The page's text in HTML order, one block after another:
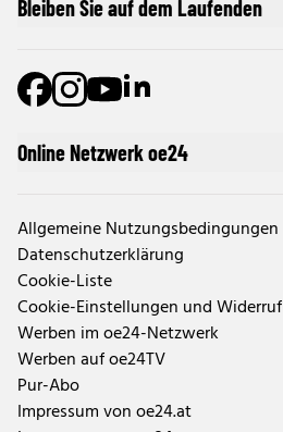
Online Netzwerk oe24
Allgemeine Nutzungsbedingungen
Datenschutzerklärung
Cookie-Liste
Cookie-Einstellungen und Widerruf
Werben im oe24-Netzwerk
Werben auf oe24TV
Pur-Abo
Impressum von oe24.at
Bleiben Sie auf dem Laufenden